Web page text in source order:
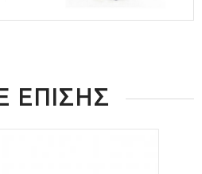
ΕΠΙΣΗΣ